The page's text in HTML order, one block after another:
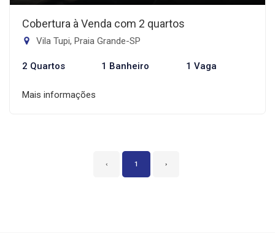
Cobertura à Venda com 2 quartos
Vila Tupi, Praia Grande-SP
2 Quartos 1 Banheiro 1 Vaga
Mais informações
‹ 1 ›